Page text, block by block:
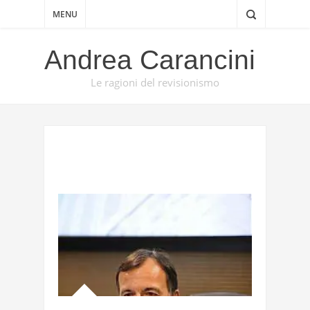
MENU
Andrea Carancini
Le ragioni del revisionismo